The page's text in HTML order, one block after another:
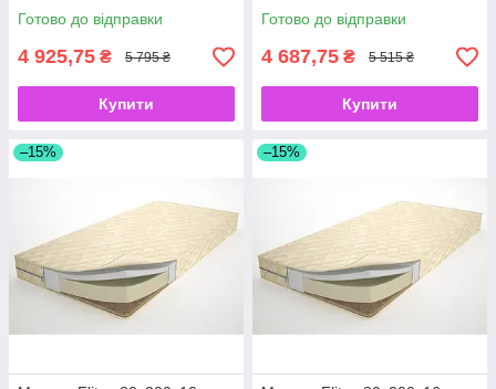
Готово до відправки
4 925,75 ₴ 5 795 ₴
Купити
Готово до відправки
4 687,75 ₴ 5 515 ₴
Купити
–15% –15%